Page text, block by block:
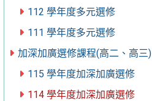
112 學年度多元選修
111 學年度多元選修
加深加廣選修課程(高二、高三)
115 學年度加深加廣選修
114 學年度加深加廣選修